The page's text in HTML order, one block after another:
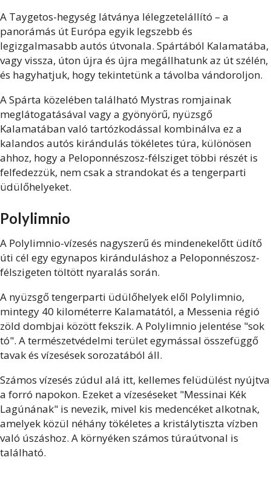
A Taygetos-hegység látványa lélegzetelállító – a
panorámás út Európa egyik legszebb és
legizgalmasabb autós útvonala. Spártából Kalamatába,
vagy vissza, úton újra és újra megállhatunk az út szélén,
és hagyhatjuk, hogy tekintetünk a távolba vándoroljon.
A Spárta közelében található Mystras romjainak
meglátogatásával vagy a gyönyörű, nyüzsgő
Kalamatában való tartózkodással kombinálva ez a
kalandos autós kirándulás tökéletes túra, különösen
ahhoz, hogy a Peloponnészosz-félsziget többi részét is
felfedezzük, nem csak a strandokat és a tengerparti
üdülőhelyeket.
Polylimnio
A Polylimnio-vízesés nagyszerű és mindenekelőtt üdítő
úti cél egy egynapos kiránduláshoz a Peloponnészosz-
félszigeten töltött nyaralás során.
A nyüzsgő tengerparti üdülőhelyek elől Polylimnio,
mintegy 40 kilométerre Kalamatától, a Messenia régió
zöld dombjai között fekszik. A Polylimnio jelentése "sok
tó". A természetvédelmi terület egymással összefüggő
tavak és vízesések sorozatából áll.
Számos vízesés zúdul alá itt, kellemes felüdülést nyújtva
a forró napokon. Ezeket a vízeséseket "Messinai Kék
Lagúnának" is nevezik, mivel kis medencéket alkotnak,
amelyek közül néhány tökéletes a kristálytiszta vízben
való úszáshoz. A környéken számos túraútvonal is
található.